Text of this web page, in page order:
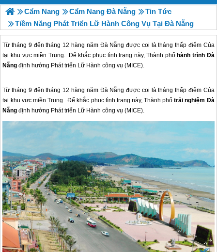
Cẩm Nang Cẩm Nang Đà Nẵng
Tin Tức
Tiềm Năng Phát Triển Lữ Hành Công Vụ Tại Đà Nẵng
Từ tháng 9 đến tháng 12 hàng năm Đà Nẵng được coi là tháng thấp điểm Của
tại khu vực miền Trung. Để khắc phục tình trạng này, Thành phốhành trình Đà
Nẵng định hướng Phát triển Lữ Hành công vụ (MICE).
Từ tháng 9 đến tháng 12 hàng năm Đà Nẵng được coi là tháng thấp điểm Của
tại khu vực miền Trung. Để khắc phục tình trạng này, Thành phố trải nghiệm Đà
Nẵng định hướng Phát triển Lữ Hành công vụ (MICE).